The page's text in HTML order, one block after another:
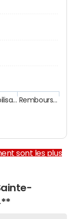
Rembours…
sont les plus